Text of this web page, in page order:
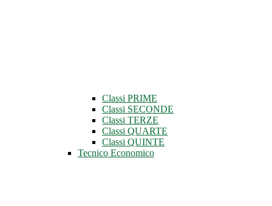
Classi PRIME
Classi SECONDE
Classi TERZE
Classi QUARTE
Classi QUINTE
Tecnico Economico